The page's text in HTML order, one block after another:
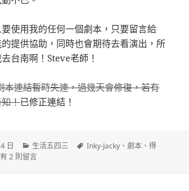
使用我的任何一個劇本，只要留言給
提供協助，同時也會期待去看演出，所
台南啊！Steve老師！
本連結暫時失連，過幾天會修復，若有
！已修正連結！
日
分
類
生活五四三
標
Inky-Jacky 、劇本 、得
在〈噗…又得獎了！〉中
有 2 則留言